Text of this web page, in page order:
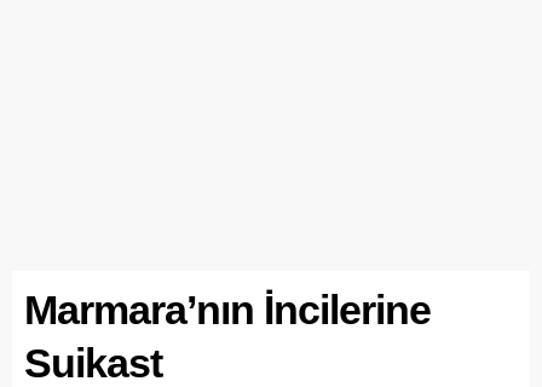
Marmara’nın İncilerine
Suikast